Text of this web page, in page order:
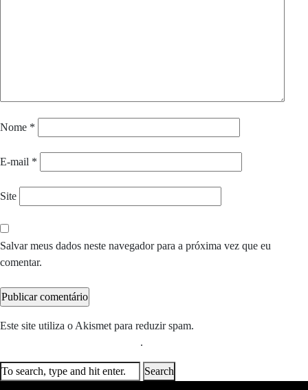
Nome *
E-mail *
Site
Salvar meus dados neste navegador para a próxima vez que eu
comentar.
Este site utiliza o Akismet para reduzir spam.
.
Search